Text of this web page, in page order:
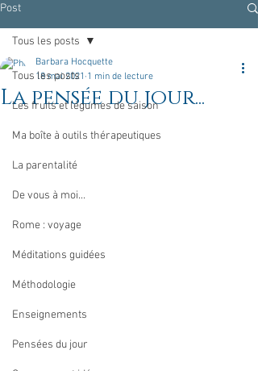
Post
Tous les posts
Les fruits et légumes de saison
Ma boîte à outils thérapeutiques
La parentalité
De vous à moi...
Rome : voyage
Méditations guidées
Méthodologie
Enseignements
Pensées du jour
Tous les posts
La pensée du jour...
Barbara Hocquette
18 mai 2021 1 min de lecture